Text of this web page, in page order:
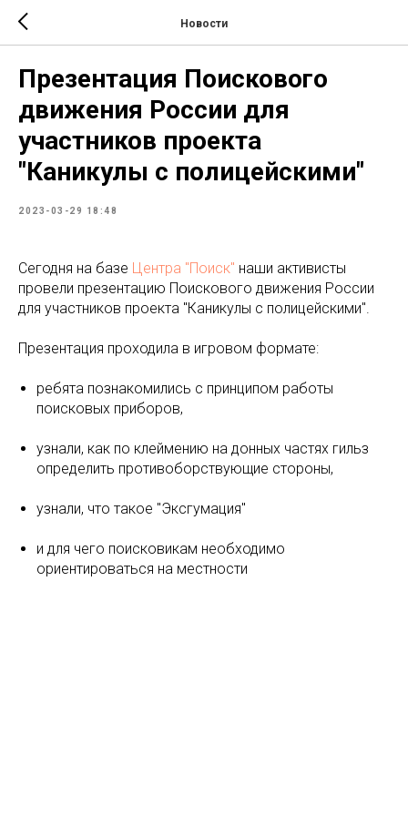
Новости
Презентация Поискового
движения России для
участников проекта
"Каникулы с полицейскими"
2023-03-29 18:48
Сегодня на базе Центра "Поиск" наши активисты
провели презентацию Поискового движения России
для участников проекта "Каникулы с полицейскими".
Презентация проходила в игровом формате:
ребята познакомились с принципом работы
поисковых приборов,
узнали, как по клеймению на донных частях гильз
определить противоборствующие стороны,
узнали, что такое "Эксгумация"
и для чего поисковикам необходимо
ориентироваться на местности